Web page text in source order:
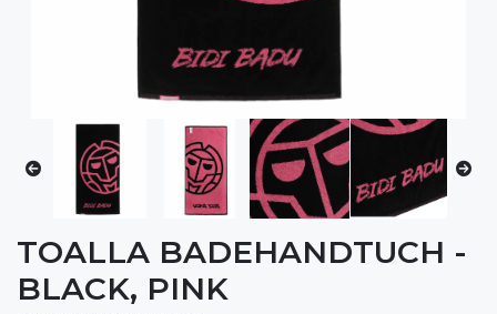
TOALLA BADEHANDTUCH -
BLACK, PINK